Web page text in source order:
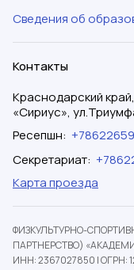
Сведения об
Контакты
Краснодарский
«Сириус»,
Ресепшн:
Секретариат:
Карта проезда
ФИЗКУЛЬТУРНО-
ПАРТНЕРСТВО)
ИНН: 2367027850 |ОГРН: